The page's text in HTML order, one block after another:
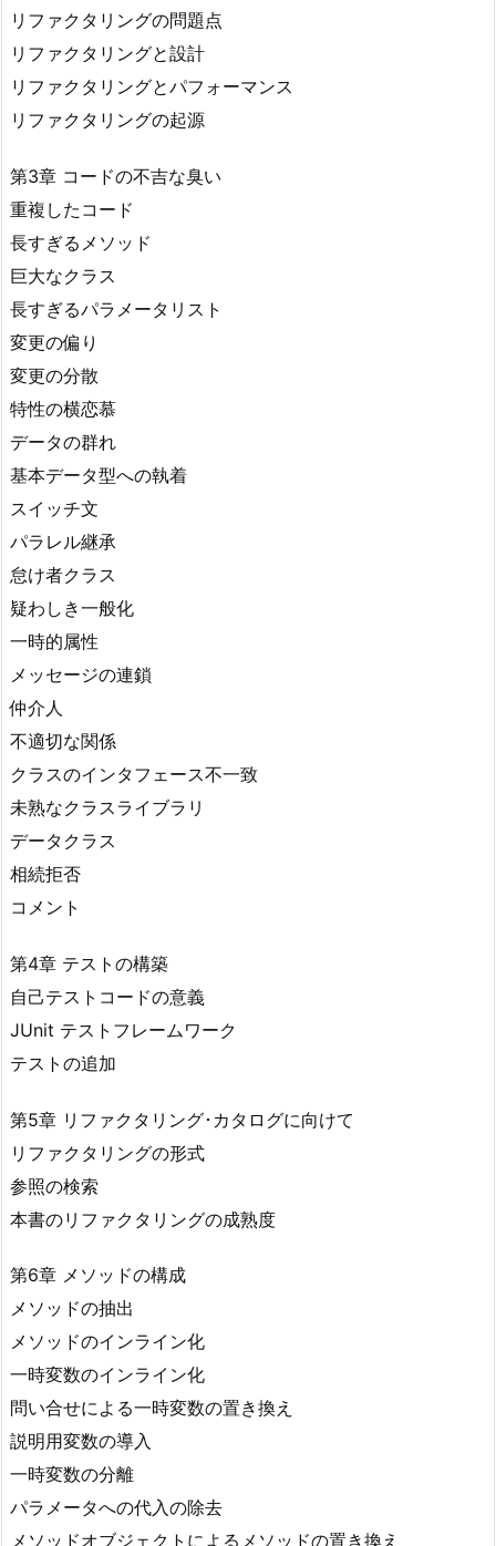
リファクタリングの問題点
リファクタリングと設計
リファクタリングとパフォーマンス
リファクタリングの起源
第3章 コードの不吉な臭い
重複したコード
長すぎるメソッド
巨大なクラス
長すぎるパラメータリスト
変更の偏り
変更の分散
特性の横恋慕
データの群れ
基本データ型への執着
スイッチ文
パラレル継承
怠け者クラス
疑わしき一般化
一時的属性
メッセージの連鎖
仲介人
不適切な関係
クラスのインタフェース不一致
未熟なクラスライブラリ
データクラス
相続拒否
コメント
第4章 テストの構築
自己テストコードの意義
JUnit テストフレームワーク
テストの追加
第5章 リファクタリング･カタログに向けて
リファクタリングの形式
参照の検索
本書のリファクタリングの成熟度
第6章 メソッドの構成
メソッドの抽出
メソッドのインライン化
一時変数のインライン化
問い合せによる一時変数の置き換え
説明用変数の導入
一時変数の分離
パラメータへの代入の除去
メソッドオブジェクトによるメソッドの置き換え